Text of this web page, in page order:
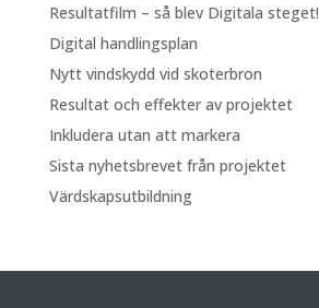
Resultatfilm – så blev Digitala steget!
Digital handlingsplan
Nytt vindskydd vid skoterbron
Resultat och effekter av projektet
Inkludera utan att markera
Sista nyhetsbrevet från projektet
Värdskapsutbildning